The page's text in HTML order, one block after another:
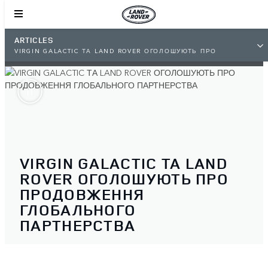
ARTICLES
VIRGIN GALACTIC ТА LAND ROVER ОГОЛОШУЮТЬ ПРО
VIRGIN GALACTIC ТА LAND
ROVER ОГОЛОШУЮТЬ ПРО
ПРОДОВЖЕННЯ
ГЛОБАЛЬНОГО
ПАРТНЕРСТВА